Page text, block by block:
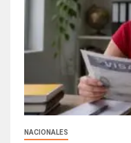
NACIONALES